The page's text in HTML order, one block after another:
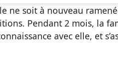
ne soit à nouveau
Pendant 2 mois, la
avec elle, et